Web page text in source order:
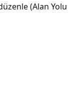
(Alan Yolu